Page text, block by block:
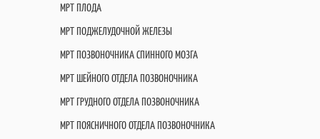
МРТ ПЛОДА
МРТ ПОДЖЕЛУДОЧНОЙ ЖЕЛЕЗЫ
МРТ ПОЗВОНОЧНИКА СПИННОГО МОЗГА
МРТ ШЕЙНОГО ОТДЕЛА ПОЗВОНОЧНИКА
МРТ ГРУДНОГО ОТДЕЛА ПОЗВОНОЧНИКА
МРТ ПОЯСНИЧНОГО ОТДЕЛА ПОЗВОНОЧНИКА